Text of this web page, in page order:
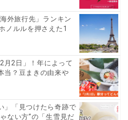
外旅行先」ランキン
ノルルを押さえた1
月2日」！年によって
当？豆まきの由来や
」「見つけたら奇跡で
ない方”の「生雪見だ